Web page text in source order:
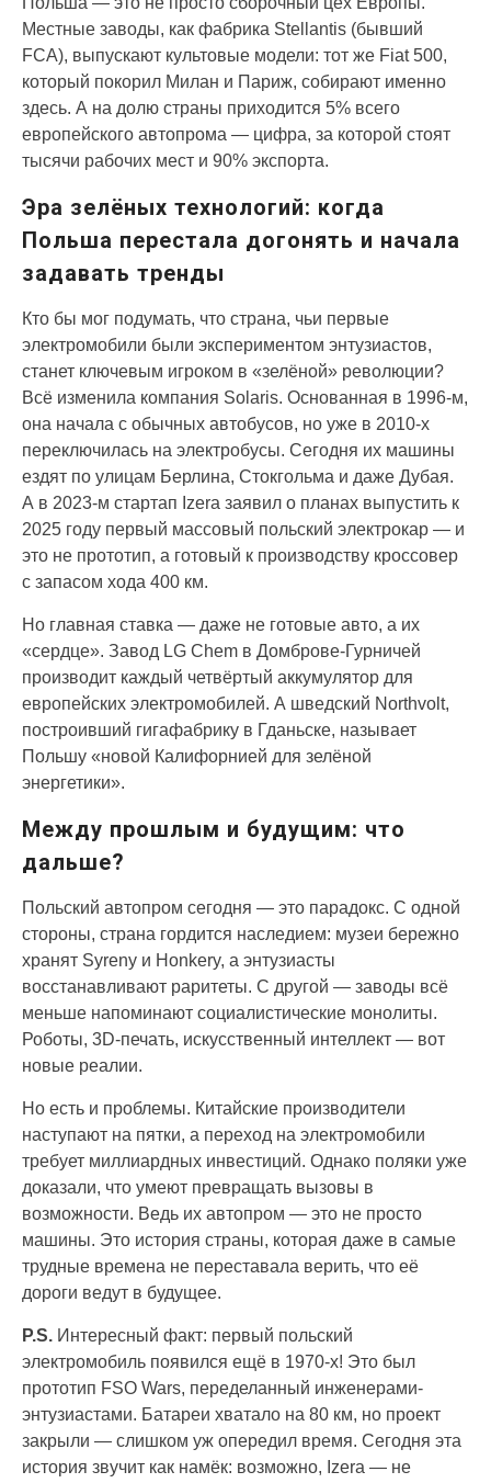
Местные заводы, как фабрика Stellantis (бывший
FCA), выпускают культовые модели: тот же Fiat 500,
который покорил Милан и Париж, собирают именно
здесь. А на долю страны приходится 5% всего
европейского автопрома — цифра, за которой стоят
тысячи рабочих мест и 90% экспорта.
Эра зелёных технологий: когда
Польша перестала догонять и начала
задавать тренды
Кто бы мог подумать, что страна, чьи первые
электромобили были экспериментом энтузиастов,
станет ключевым игроком в «зелёной» революции?
Всё изменила компания Solaris. Основанная в 1996-м,
она начала с обычных автобусов, но уже в 2010-х
переключилась на электробусы. Сегодня их машины
ездят по улицам Берлина, Стокгольма и даже Дубая.
А в 2023-м стартап Izera заявил о планах выпустить к
2025 году первый массовый польский электрокар — и
это не прототип, а готовый к производству кроссовер
с запасом хода 400 км.
Но главная ставка — даже не готовые авто, а их
«сердце». Завод LG Chem в Домброве-Гурничей
производит каждый четвёртый аккумулятор для
европейских электромобилей. А шведский Northvolt,
построивший гигафабрику в Гданьске, называет
Польшу «новой Калифорнией для зелёной
энергетики».
Между прошлым и будущим: что
дальше?
Польский автопром сегодня — это парадокс. С одной
стороны, страна гордится наследием: музеи бережно
хранят Syreny и Honkery, а энтузиасты
восстанавливают раритеты. С другой — заводы всё
меньше напоминают социалистические монолиты.
Роботы, 3D-печать, искусственный интеллект — вот
новые реалии.
Но есть и проблемы. Китайские производители
наступают на пятки, а переход на электромобили
требует миллиардных инвестиций. Однако поляки уже
доказали, что умеют превращать вызовы в
возможности. Ведь их автопром — это не просто
машины. Это история страны, которая даже в самые
трудные времена не переставала верить, что её
дороги ведут в будущее.
P.S. Интересный факт: первый польский
электромобиль появился ещё в 1970-х! Это был
прототип FSO Wars, переделанный инженерами-
энтузиастами. Батареи хватало на 80 км, но проект
закрыли — слишком уж опередил время. Сегодня эта
история звучит как намёк: возможно, Izera — не